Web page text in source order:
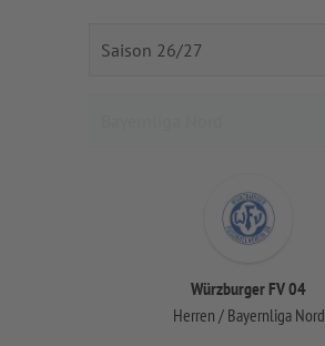
Würzburger FV 04
Herren / Bayernliga Nord